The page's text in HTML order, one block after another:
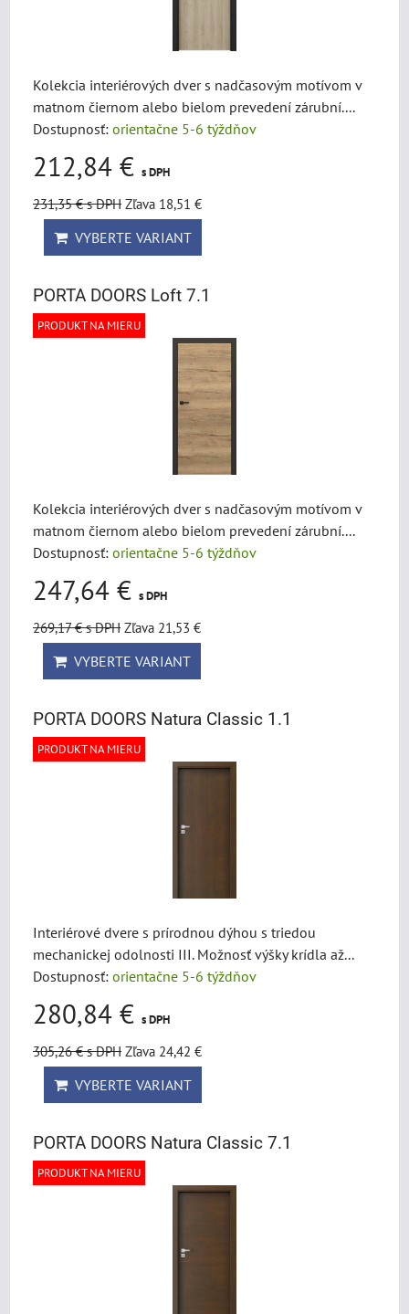
Kolekcia interiérových dver s nadčasovým motívom v
matnom čiernom alebo bielom prevedení zárubní....
Dostupnosť: orientačne 5-6 týždňov
212,84 € s DPH
231,35 €s DPH Zľava 18,51 €
VYBERTE VARIANT
PORTA DOORS Loft 7.1
PRODUKT NA MIERU
Kolekcia interiérových dver s nadčasovým motívom v
matnom čiernom alebo bielom prevedení zárubní....
Dostupnosť: orientačne 5-6 týždňov
247,64 € s DPH
269,17 €s DPH Zľava 21,53 €
VYBERTE VARIANT
PORTA DOORS Natura Classic 1.1
PRODUKT NA MIERU
Interiérové dvere s prírodnou dýhou s triedou
mechanickej odolnosti III. Možnosť výšky krídla až...
Dostupnosť: orientačne 5-6 týždňov
280,84 € s DPH
305,26 €s DPH Zľava 24,42 €
VYBERTE VARIANT
PORTA DOORS Natura Classic 7.1
PRODUKT NA MIERU